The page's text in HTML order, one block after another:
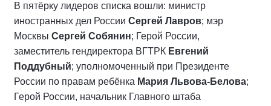
В пятёрку лидеров списка вошли: министр
иностранных дел России Сергей Лавров; мэр
Москвы Сергей Собянин; Герой России,
заместитель гендиректора ВГТРК Евгений
Поддубный; уполномоченный при Президенте
России по правам ребёнка Мария Львова-Белова;
Герой России, начальник Главного штаба